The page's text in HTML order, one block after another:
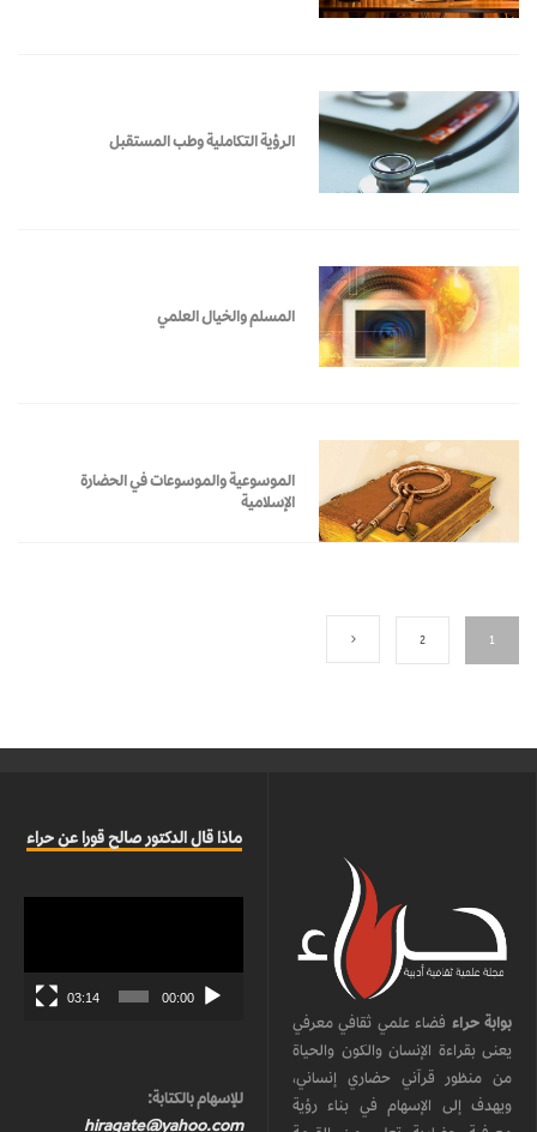
الرؤية التكاملية وطب المستقبل
المسلم والخيال العلمي
الموسوعية والموسوعات في الحضارة
الإسلامية
1
2
بوابة حراء فضاء علمي ثقافي معرفي
يعنى بقراءة الإنسان والكون والحياة
من منظور قرآني حضاري إنساني،
ويهدف إلى الإسهام في بناء رؤية
ماذا قال الدكتور صالح قورا عن حراء
00:00
03:14
للإسهام بالكتابة:
hiragate@yahoo.com